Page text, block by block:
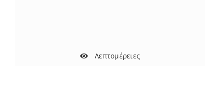
Λεπτομέρειες